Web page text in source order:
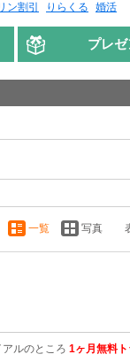
ン割引 りらくる 婚活
プレゼ
一覧 写真
ルのところ 1ヶ月無料